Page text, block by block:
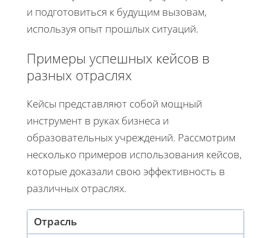
и подготовиться к будущим вызовам,
используя опыт прошлых ситуаций.
Примеры успешных кейсов в
разных отраслях
Кейсы представляют собой мощный
инструмент в руках бизнеса и
образовательных учреждений. Рассмотрим
несколько примеров использования кейсов,
которые доказали свою эффективность в
различных отраслях.
Отрасль